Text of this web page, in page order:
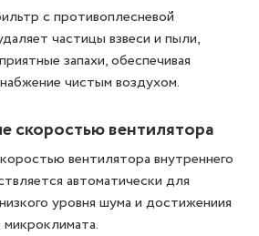
с противоплесневой
частицы взвеси и пыли,
запахи, обеспечивая
чистым воздухом.
скоростью вентилятора
вентилятора внутреннего
автоматически для
уровня шума и достижениия